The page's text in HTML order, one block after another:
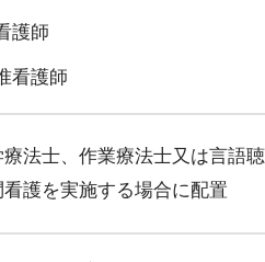
護師
看護師
療法士、作業療法士又は言語
看護を実施する場合に配置